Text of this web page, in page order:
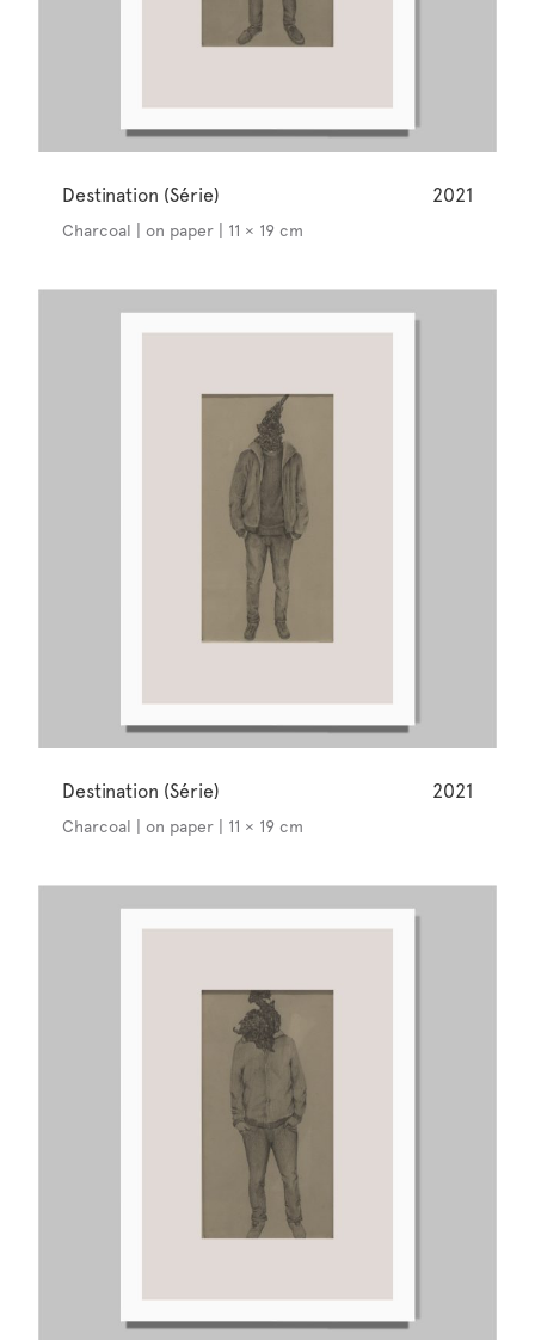
Destination (Série) 2021
Charcoal | on paper | 11 × 19 cm
Destination (Série) 2021
Charcoal | on paper | 11 × 19 cm